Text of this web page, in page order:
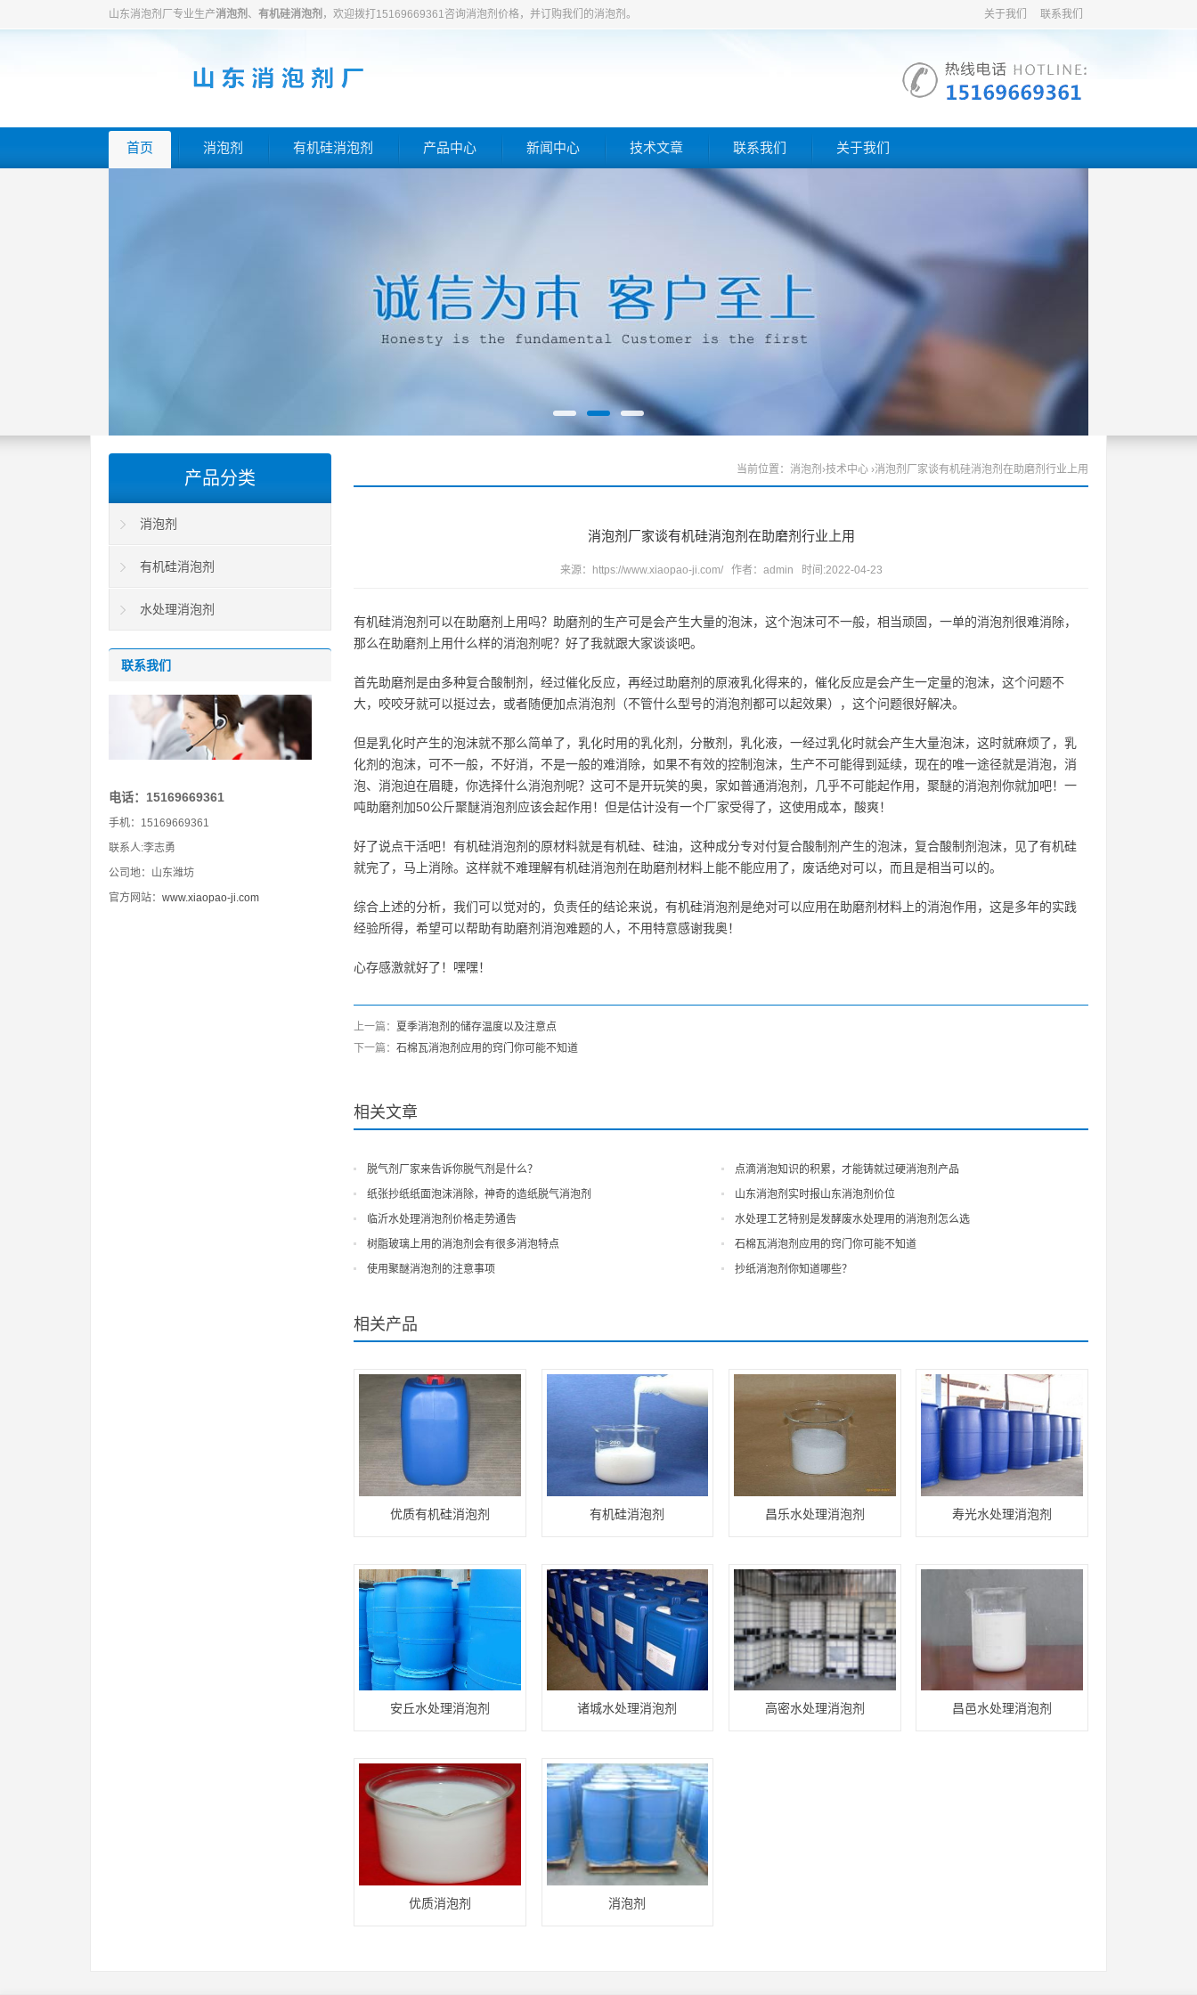
山东消泡剂厂专业生产消泡剂 、 有机硅消泡剂 ，欢迎拨打15169669361咨询消泡剂价格，并订购我们的消泡剂。 关于我们 联系我们
首页 消泡剂 有机硅消泡剂 产品中心 新闻中心 技术文章 联系我们 关于我们
当前位置： 消泡剂 ›技术中心 ›消泡剂厂家谈有机硅消泡剂在助磨剂行业上用
消泡剂厂家谈有机硅消泡剂在助磨剂行业上用
来源： https://www.xiaopao-ji.com/作者：admin 时间:2022-04-23
有机硅消泡剂可以在助磨剂上用吗？助磨剂的生产可是会产生大量的泡沫，这个泡沫可不一般，相当顽固，一单的消泡剂很难消除，
那么在助磨剂上用什么样的消泡剂呢？好了我就跟大家谈谈吧。
首先助磨剂是由多种复合酸制剂，经过催化反应，再经过助磨剂的原液乳化得来的，催化反应是会产生一定量的泡沫，这个问题不
大，咬咬牙就可以挺过去，或者随便加点消泡剂（不管什么型号的消泡剂都可以起效果），这个问题很好解决。
但是乳化时产生的泡沫就不那么简单了，乳化时用的乳化剂，分散剂，乳化液，一经过乳化时就会产生大量泡沫，这时就麻烦了，乳
化剂的泡沫，可不一般，不好消，不是一般的难消除，如果不有效的控制泡沫，生产不可能得到延续，现在的唯一途径就是消泡，消
泡、消泡迫在眉睫，你选择什么消泡剂呢？这可不是开玩笑的奥，家如普通消泡剂，几乎不可能起作用，聚醚的消泡剂你就加吧！一
吨助磨剂加50公斤聚醚消泡剂应该会起作用！但是估计没有一个厂家受得了，这使用成本，酸爽！
好了说点干活吧！有机硅消泡剂的原材料就是有机硅、硅油，这种成分专对付复合酸制剂产生的泡沫，复合酸制剂泡沫，见了有机硅
就完了，马上消除。这样就不难理解有机硅消泡剂在助磨剂材料上能不能应用了，废话绝对可以，而且是相当可以的。
综合上述的分析，我们可以觉对的，负责任的结论来说，有机硅消泡剂是绝对可以应用在助磨剂材料上的消泡作用，这是多年的实践
经验所得，希望可以帮助有助磨剂消泡难题的人，不用特意感谢我奥！
心存感激就好了！嘿嘿！
上一篇： 夏季消泡剂的储存温度以及注意点
下一篇： 石棉瓦消泡剂应用的窍门你可能不知道
相关文章
脱气剂厂家来告诉你脱气剂是什么？
点滴消泡知识的积累，才能铸就过硬消泡剂产品
纸张抄纸纸面泡沫消除，神奇的造纸脱气消泡剂
山东消泡剂实时报山东消泡剂价位
临沂水处理消泡剂价格走势通告
水处理工艺特别是发酵废水处理用的消泡剂怎么选
树脂玻璃上用的消泡剂会有很多消泡特点
石棉瓦消泡剂应用的窍门你可能不知道
使用聚醚消泡剂的注意事项
抄纸消泡剂你知道哪些？
相关产品
优质有机硅消泡剂 有机硅消泡剂 昌乐水处理消泡剂 寿光水处理消泡剂
安丘水处理消泡剂 诸城水处理消泡剂 高密水处理消泡剂 昌邑水处理消泡剂
优质消泡剂 消泡剂
产品分类
消泡剂
有机硅消泡剂
水处理消泡剂
联系我们
电话：15169669361
手机：15169669361
联系人:李志勇
公司地：山东潍坊
官方网站： www.xiaopao-ji.com